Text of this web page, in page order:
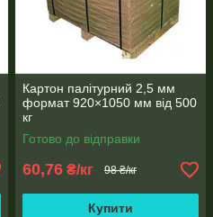
Картон палітурний 2,5 мм
формат 920×1050 мм від 500
кг
Готово до відправки
60,76 ₴/кг 98 ₴/кг
Купити